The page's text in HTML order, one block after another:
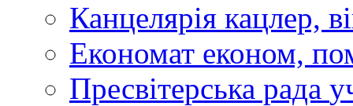
Канцелярія кацлер,
Економат економ,
Пресвітерська рада